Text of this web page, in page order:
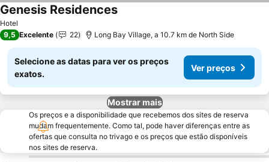
Hotel
Genesis ResidencesVer preços
9,5 Excelente 22 Long Bay Village, a 10.7 km de North Side
Selecione as datas para ver os preços
exatos.
Ver preços
Mostrar mais
Os preços e a disponibilidade que recebemos dos sites de reserva
mudam frequentemente. Como tal, pode haver diferenças entre as
ofertas que consulta no trivago e os preços que estão disponíveis
nos sites de reserva.